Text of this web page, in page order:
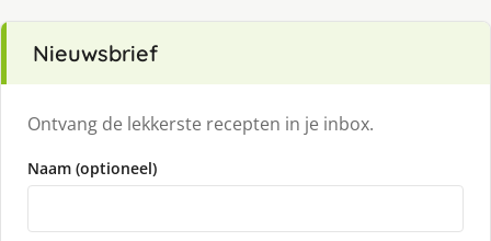
Nieuwsbrief
Ontvang de lekkerste recepten in je inbox.
Naam (optioneel)